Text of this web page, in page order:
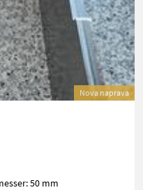
Nova naprava
50 mm